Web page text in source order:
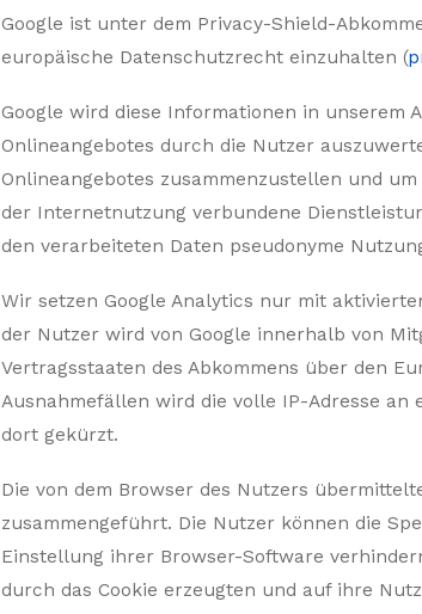
Google ist unter dem Privacy-Shield-
europäische Datenschutzrecht einzuhalten (
Google wird diese Informationen in unserem
Onlineangebotes durch die Nutzer
Onlineangebotes zusammenzustellen und
der Internetnutzung verbundene
den verarbeiteten Daten pseudonyme
Wir setzen Google Analytics nur mit
der Nutzer wird von Google innerhalb von
Vertragsstaaten des Abkommens über den
Ausnahmefällen wird die volle IP-Adresse an
dort gekürzt.
Die von dem Browser des Nutzers
zusammengeführt. Die Nutzer können die
Einstellung ihrer Browser-Software
durch das Cookie erzeugten und auf ihre